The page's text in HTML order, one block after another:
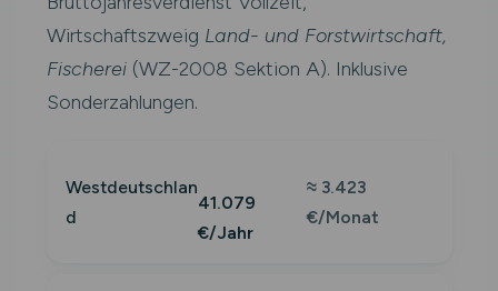
Wirtschaftszweig Land- und Forstwirtschaft,
Fischerei(WZ-2008 Sektion A). Inklusive
Sonderzahlungen.
Westdeutschlan
d
41.079
€/Jahr
≈ 3.423
€/Monat